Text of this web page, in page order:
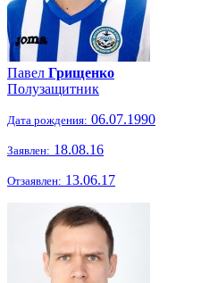
Павел Грищенко
Полузащитник
Дата рождения: 06.07.1990
Заявлен: 18.08.16
Отзаявлен: 13.06.17